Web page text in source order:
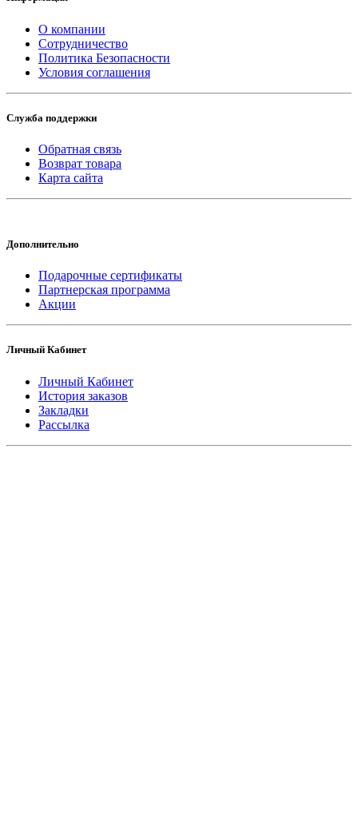
О компании
Сотрудничество
Политика Безопасности
Условия соглашения
Служба поддержки
Обратная связь
Возврат товара
Карта сайта
Дополнительно
Подарочные сертификаты
Партнерская программа
Акции
Личный Кабинет
Личный Кабинет
История заказов
Закладки
Рассылка